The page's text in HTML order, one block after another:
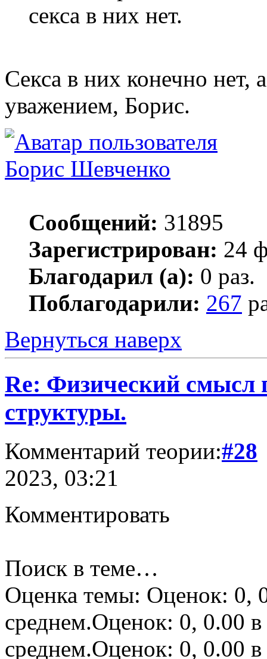
секса в них нет.
Секса в них конечно нет,
уважением, Борис.
Борис Шевченко
Сообщений: 31895
Зарегистрирован: 24
Благодарил (а): 0 раз.
Поблагодарили: 267
Вернуться наверх
Re: Физический смысл
структуры.
Комментарий теории:#28
2023, 03:21
Комментировать
Поиск в теме…
Оценка темы: Оценок: 0,
среднем.Оценок: 0, 0.00
среднем.Оценок: 0, 0.00